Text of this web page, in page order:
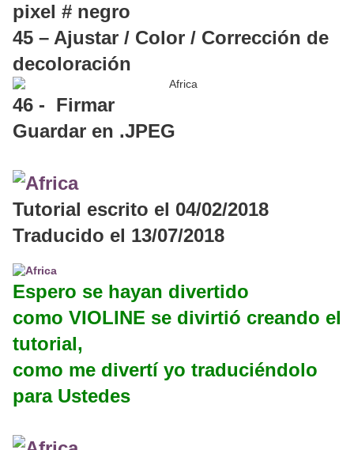
pixel # negro
45 – Ajustar / Color / Corrección de
decoloración
46 - Firmar
Guardar en .JPEG
Tutorial escrito el 04/02/2018
Traducido el 13/07/2018
Espero se hayan divertido
como VIOLINE se divirtió creando el
tutorial,
como me divertí yo traduciéndolo
para Ustedes